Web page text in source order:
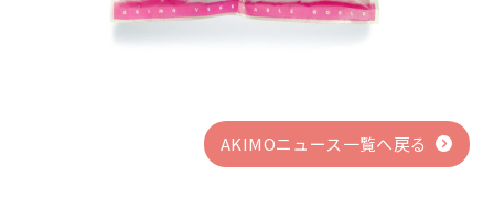
AKIMOニュース一覧へ戻る